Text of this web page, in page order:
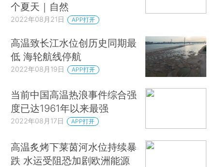
个夏天｜自然
2022年08月21日 APP打开
高温致长江水位创历史同期最
低 海轮航线停航
2022年08月19日 APP打开
当前中国高温热浪事件综合强
度已达1961年以来最强
2022年08月17日 APP打开
高温炙烤下莱茵河水位持续暴
跌 水运受阻恐加剧欧洲能源